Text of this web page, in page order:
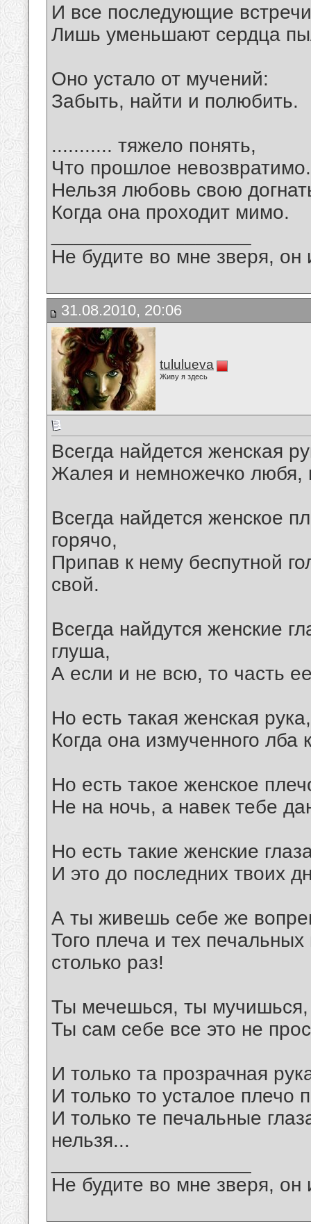
И все последующие встречи
Лишь уменьшают сердца
Оно устало от мучений:
Забыть, найти и полюбить.
........... тяжело понять,
Что прошлое невозвратимо.
Нельзя любовь свою
Когда она проходит мимо.
Не будите во мне зверя, он
31.08.2010, 20:06
tululueva
Живу я здесь
Всегда найдется женская
Жалея и немножечко любя,
Всегда найдется женское
горячо,
Припав к нему беспутной
свой.
Всегда найдутся женские
глуша,
А если и не всю, то часть
Но есть такая женская
Когда она измученного лба
Но есть такое женское
Не на ночь, а навек тебе
Но есть такие женские
И это до последних твоих
А ты живешь себе же
Того плеча и тех
столько раз!
Ты мечешься, ты мучишься,
Ты сам себе все это не
И только та прозрачная
И только то усталое плечо
И только те печальные
нельзя...
Не будите во мне зверя, он